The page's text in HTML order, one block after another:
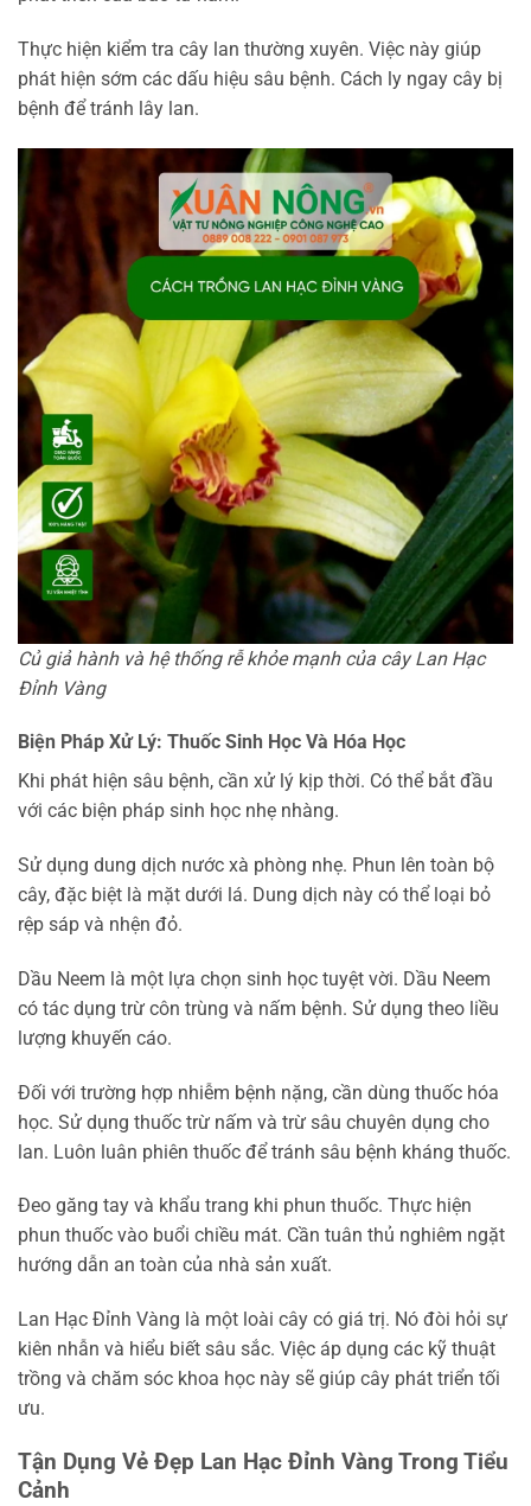
Thực hiện kiểm tra cây lan thường xuyên. Việc này giúp
phát hiện sớm các dấu hiệu sâu bệnh. Cách ly ngay cây bị
bệnh để tránh lây lan.
Củ giả hành và hệ thống rễ khỏe mạnh của cây Lan Hạc
Đỉnh Vàng
Biện Pháp Xử Lý: Thuốc Sinh Học Và Hóa Học
Khi phát hiện sâu bệnh, cần xử lý kịp thời. Có thể bắt đầu
với các biện pháp sinh học nhẹ nhàng.
Sử dụng dung dịch nước xà phòng nhẹ. Phun lên toàn bộ
cây, đặc biệt là mặt dưới lá. Dung dịch này có thể loại bỏ
rệp sáp và nhện đỏ.
Dầu Neem là một lựa chọn sinh học tuyệt vời. Dầu Neem
có tác dụng trừ côn trùng và nấm bệnh. Sử dụng theo liều
lượng khuyến cáo.
Đối với trường hợp nhiễm bệnh nặng, cần dùng thuốc hóa
học. Sử dụng thuốc trừ nấm và trừ sâu chuyên dụng cho
lan. Luôn luân phiên thuốc để tránh sâu bệnh kháng thuốc.
Đeo găng tay và khẩu trang khi phun thuốc. Thực hiện
phun thuốc vào buổi chiều mát. Cần tuân thủ nghiêm ngặt
hướng dẫn an toàn của nhà sản xuất.
Lan Hạc Đỉnh Vàng là một loài cây có giá trị. Nó đòi hỏi sự
kiên nhẫn và hiểu biết sâu sắc. Việc áp dụng các kỹ thuật
trồng và chăm sóc khoa học này sẽ giúp cây phát triển tối
ưu.
Tận Dụng Vẻ Đẹp Lan Hạc Đỉnh Vàng Trong Tiểu
Cảnh